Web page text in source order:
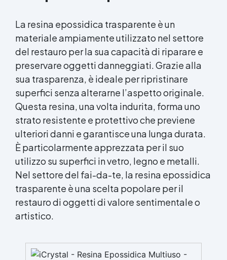
La resina epossidica trasparente è un
materiale ampiamente utilizzato nel settore
del restauro per la sua capacità di riparare e
preservare oggetti danneggiati. Grazie alla
sua trasparenza, è ideale per ripristinare
superfici senza alterarne l’aspetto originale.
Questa resina, una volta indurita, forma uno
strato resistente e protettivo che previene
ulteriori danni e garantisce una lunga durata.
È particolarmente apprezzata per il suo
utilizzo su superfici in vetro, legno e metalli.
Nel settore del fai-da-te, la resina epossidica
trasparente è una scelta popolare per il
restauro di oggetti di valore sentimentale o
artistico.